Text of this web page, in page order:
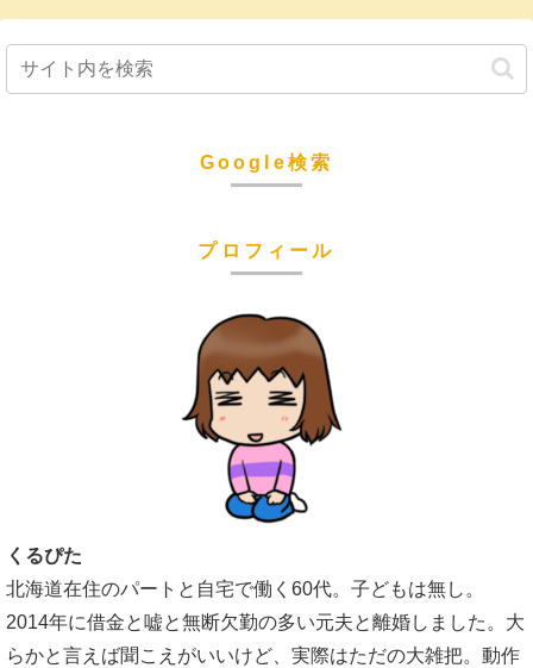
Google検索
プロフィール
くるぴた
北海道在住のパートと自宅で働く60代。子どもは無し。
2014年に借金と嘘と無断欠勤の多い元夫と離婚しました。大
らかと言えば聞こえがいいけど、実際はただの大雑把。動作